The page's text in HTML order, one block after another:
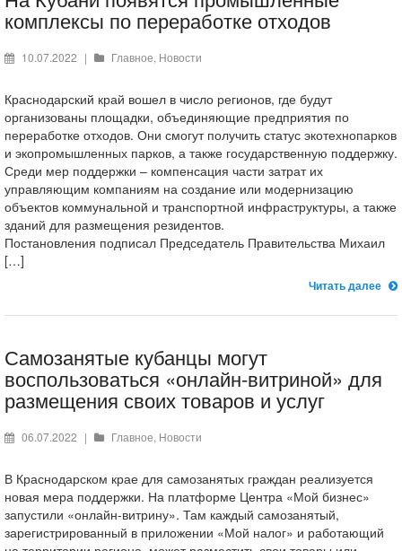
комплексы по переработке отходов
10.07.2022 | Главное, Новости
Краснодарский край вошел в число регионов, где будут
организованы площадки, объединяющие предприятия по
переработке отходов. Они смогут получить статус экотехнопарков
и экопромышленных парков, а также государственную поддержку.
Среди мер поддержки – компенсация части затрат их
управляющим компаниям на создание или модернизацию
объектов коммунальной и транспортной инфраструктуры, а также
зданий для размещения резидентов.
Постановления подписал Председатель Правительства Михаил
[…]
Читать далее
Самозанятые кубанцы могут
воспользоваться «онлайн-витриной» для
размещения своих товаров и услуг
06.07.2022 | Главное, Новости
В Краснодарском крае для самозанятых граждан реализуется
новая мера поддержки. На платформе Центра «Мой бизнес»
запустили «онлайн-витрину». Там каждый самозанятый,
зарегистрированный в приложении «Мой налог» и работающий